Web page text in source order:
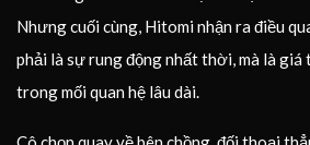
Nhưng cuối cùng, Hitomi nhận ra điều
phải là sự rung động nhất thời, mà là
trong mối quan hệ lâu dài.